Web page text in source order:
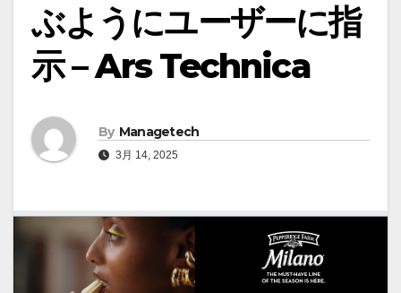
ぶようにユーザーに指
示 – Ars Technica
By Managetech
3月 14, 2025